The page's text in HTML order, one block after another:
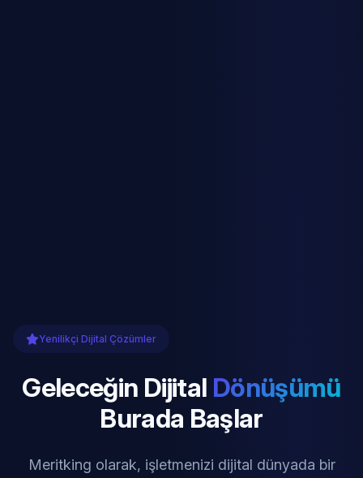
Yenilikçi Dijital Çözümler
Geleceğin Dijital Dönüşümü
Burada Başlar
Meritking olarak, işletmenizi dijital dünyada bir